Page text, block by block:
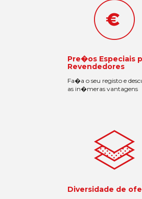
Pre�os Especiais
Revendedores
Fa�a o seu registo e
as in�meras vantagens
Diversidade de